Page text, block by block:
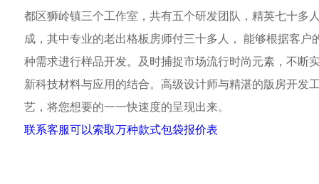
都区狮岭镇三个工作室，共有五个研发团队，精英七十多
成，其中专业的老出格板房师付三十多人， 能够根据客户
种需求进行样品开发。及时捕捉市场流行时尚元素，不断
新科技材料与应用的结合。高级设计师与精湛的版房开发
艺，将您想要的一一快速度的呈现出来。
联系客服可以索取万种款式包袋报价表